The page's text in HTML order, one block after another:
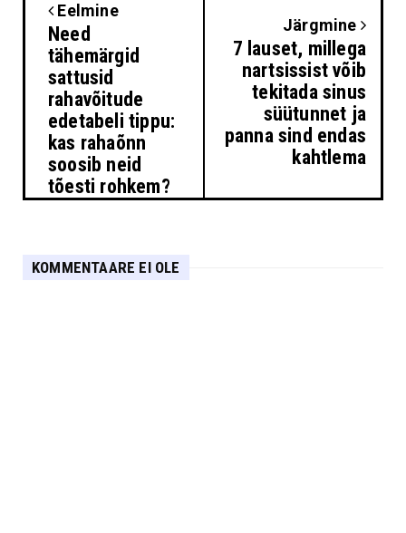
Eelmine
Need
tähemärgid
sattusid
rahavõitude
edetabeli tippu:
kas rahaõnn
soosib neid
tõesti rohkem?
Järgmine
7 lauset, millega
nartsissist võib
tekitada sinus
süütunnet ja
panna sind endas
kahtlema
KOMMENTAARE EI OLE